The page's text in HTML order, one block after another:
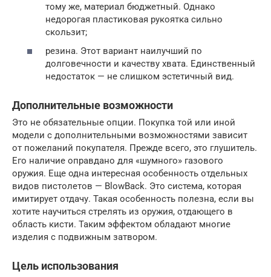
тому же, материал бюджетный. Однако
недорогая пластиковая рукоятка сильно
скользит;
резина. Этот вариант наилучший по
долговечности и качеству хвата. Единственный
недостаток — не слишком эстетичный вид.
Дополнительные возможности
Это не обязательные опции. Покупка той или иной
модели с дополнительными возможностями зависит
от пожеланий покупателя. Прежде всего, это глушитель.
Его наличие оправдано для «шумного» газового
оружия. Еще одна интересная особенность отдельных
видов пистолетов — BlowBack. Это система, которая
имитирует отдачу. Такая особенность полезна, если вы
хотите научиться стрелять из оружия, отдающего в
область кисти. Таким эффектом обладают многие
изделия с подвижным затвором.
Цель использования